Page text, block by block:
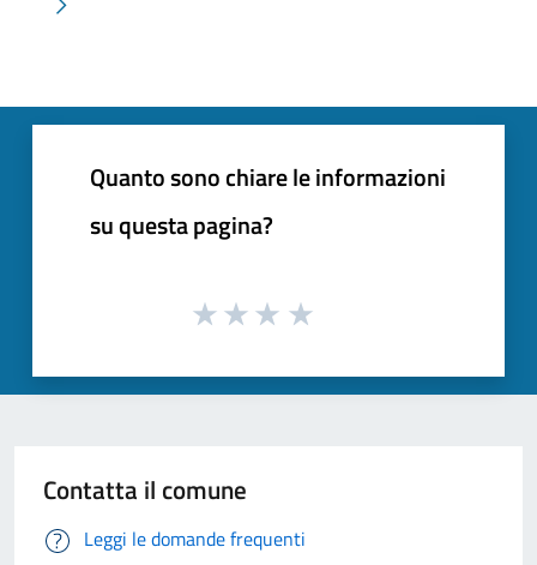
Pagina successiva
Quanto sono chiare le informazioni
su questa pagina?
Contatta il comune
Leggi le domande frequenti